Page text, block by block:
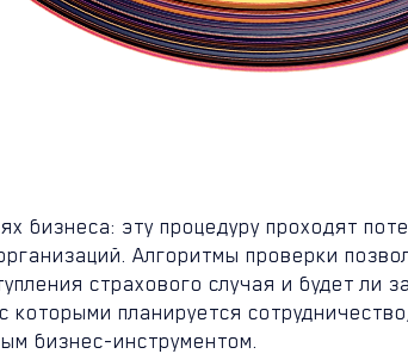
бизнеса: эту процедуру проходят
Алгоритмы проверки
страхового случая и будет ли
которыми планируется
бизнес-инструментом.